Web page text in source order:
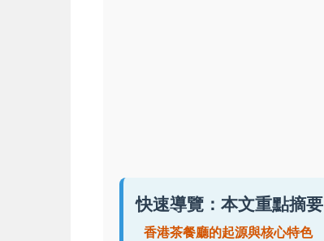
快速導覽：本文重點摘要
香港茶餐廳的起源與核心特色